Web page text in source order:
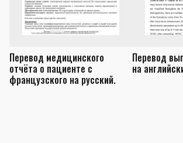
Перевод медицинского
отчёта о пациенте с
французского на русский.
Перевод
на